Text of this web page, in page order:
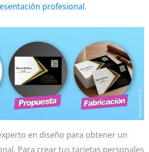
profesional.
en diseño para obtener un
Para crear tus tarjetas personales